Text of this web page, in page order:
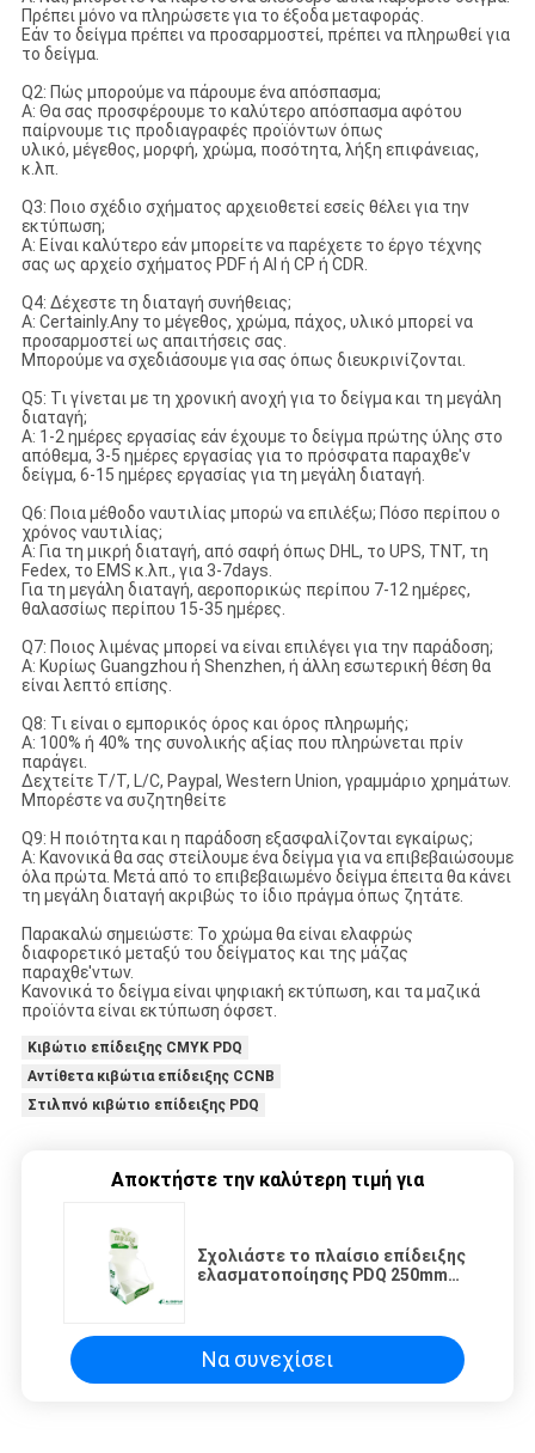
Πρέπει μόνο να πληρώσετε για το έξοδα μεταφοράς.
Εάν το δείγμα πρέπει να προσαρμοστεί, πρέπει να πληρωθεί για
το δείγμα.
Q2: Πώς μπορούμε να πάρουμε ένα απόσπασμα;
Α: Θα σας προσφέρουμε το καλύτερο απόσπασμα αφότου
παίρνουμε τις προδιαγραφές προϊόντων όπως
υλικό, μέγεθος, μορφή, χρώμα, ποσότητα, λήξη επιφάνειας,
κ.λπ.
Q3: Ποιο σχέδιο σχήματος αρχειοθετεί εσείς θέλει για την
εκτύπωση;
Α: Είναι καλύτερο εάν μπορείτε να παρέχετε το έργο τέχνης
σας ως αρχείο σχήματος PDF ή AI ή CP ή CDR.
Q4: Δέχεστε τη διαταγή συνήθειας;
Α: Certainly.Any το μέγεθος, χρώμα, πάχος, υλικό μπορεί να
προσαρμοστεί ως απαιτήσεις σας.
Μπορούμε να σχεδιάσουμε για σας όπως διευκρινίζονται.
Q5: Τι γίνεται με τη χρονική ανοχή για το δείγμα και τη μεγάλη
διαταγή;
Α: 1-2 ημέρες εργασίας εάν έχουμε το δείγμα πρώτης ύλης στο
απόθεμα, 3-5 ημέρες εργασίας για το πρόσφατα παραχθε'ν
δείγμα, 6-15 ημέρες εργασίας για τη μεγάλη διαταγή.
Q6: Ποια μέθοδο ναυτιλίας μπορώ να επιλέξω; Πόσο περίπου ο
χρόνος ναυτιλίας;
Α: Για τη μικρή διαταγή, από σαφή όπως DHL, το UPS, TNT, τη
Fedex, το EMS κ.λπ., για 3-7days.
Για τη μεγάλη διαταγή, αεροπορικώς περίπου 7-12 ημέρες,
θαλασσίως περίπου 15-35 ημέρες.
Q7: Ποιος λιμένας μπορεί να είναι επιλέγει για την παράδοση;
Α: Κυρίως Guangzhou ή Shenzhen, ή άλλη εσωτερική θέση θα
είναι λεπτό επίσης.
Q8: Τι είναι ο εμπορικός όρος και όρος πληρωμής;
Α: 100% ή 40% της συνολικής αξίας που πληρώνεται πρίν
παράγει.
Δεχτείτε T/T, L/C, Paypal, Western Union, γραμμάριο χρημάτων.
Μπορέστε να συζητηθείτε
Q9: Η ποιότητα και η παράδοση εξασφαλίζονται εγκαίρως;
Α: Κανονικά θα σας στείλουμε ένα δείγμα για να επιβεβαιώσουμε
όλα πρώτα. Μετά από το επιβεβαιωμένο δείγμα έπειτα θα κάνει
τη μεγάλη διαταγή ακριβώς το ίδιο πράγμα όπως ζητάτε.
Παρακαλώ σημειώστε: Το χρώμα θα είναι ελαφρώς
διαφορετικό μεταξύ του δείγματος και της μάζας
παραχθε'ντων.
Κανονικά το δείγμα είναι ψηφιακή εκτύπωση, και τα μαζικά
προϊόντα είναι εκτύπωση όφσετ.
Κιβώτιο επίδειξης CMYK PDQ
Αντίθετα κιβώτια επίδειξης CCNB
Στιλπνό κιβώτιο επίδειξης PDQ
Αποκτήστε την καλύτερη τιμή για
Σχολιάστε το πλαίσιο επίδειξης
ελασματοποίησης PDQ 250mm
Να συνεχίσει